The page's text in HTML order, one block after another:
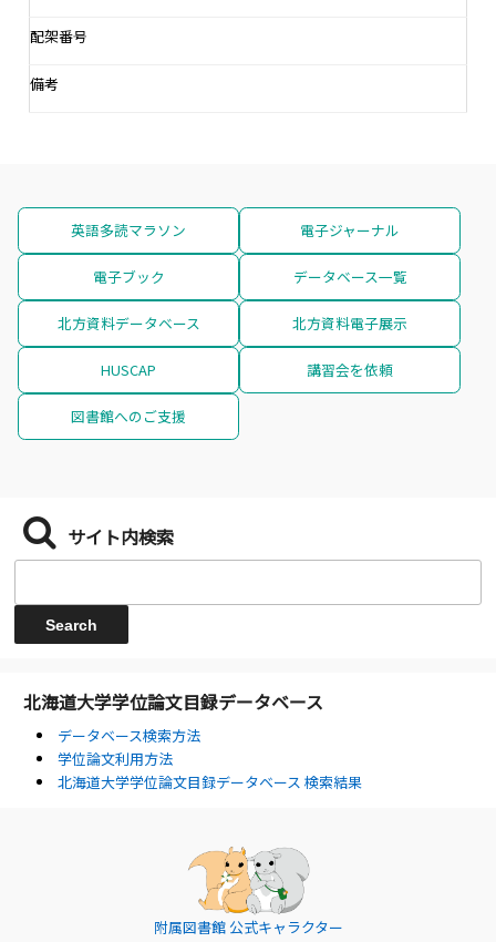
配架番号
備考
英語多読マラソン 電子ジャーナル
電子ブック データベース一覧
北方資料データベース 北方資料電子展示
HUSCAP 講習会を依頼
図書館へのご支援
サイト内検索
北海道大学学位論文目録データベース
データベース検索方法
学位論文利用方法
北海道大学学位論文目録データベース 検索結果
附属図書館 公式キャラクター